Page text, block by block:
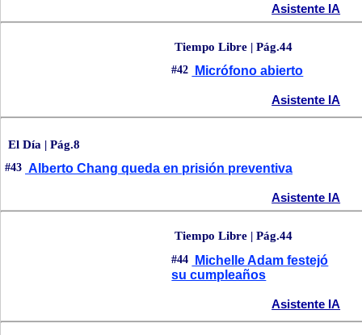
Asistente IA
Tiempo Libre | Pág.44
#42 Micrófono abierto
Asistente IA
El Día | Pág.8
#43 Alberto Chang queda en prisión preventiva
Asistente IA
Tiempo Libre | Pág.44
#44
Michelle Adam festejó
su cumpleaños
Asistente IA